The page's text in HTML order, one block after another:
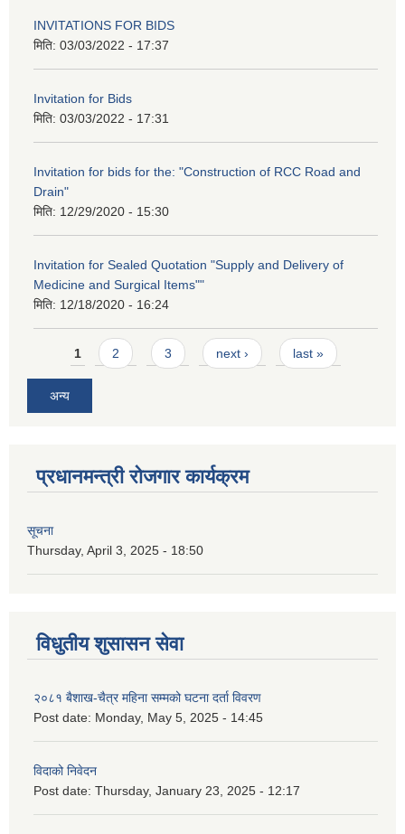
INVITATIONS FOR BIDS
मिति: 03/03/2022 - 17:37
Invitation for Bids
मिति: 03/03/2022 - 17:31
Invitation for bids for the: "Construction of RCC Road and
Drain"
मिति: 12/29/2020 - 15:30
Invitation for Sealed Quotation "Supply and Delivery of
Medicine and Surgical Items""
मिति: 12/18/2020 - 16:24
Pages
1 2 3 next › last »
अन्य
प्रधानमन्त्री रोजगार कार्यक्रम
सूचना
Thursday, April 3, 2025 - 18:50
विधुतीय शुसासन सेवा
२०८१ बैशाख-चैत्र महिना सम्मको घटना दर्ता विवरण
Post date: Monday, May 5, 2025 - 14:45
विदाको निवेदन
Post date: Thursday, January 23, 2025 - 12:17